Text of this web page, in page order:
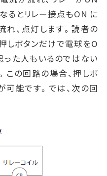
るとリレー接点もON に
れ、点灯します。読者の
しボタンだけで電球をO
った人もいるのではない
この回路の場合、押しボ
可能です。では、次の回